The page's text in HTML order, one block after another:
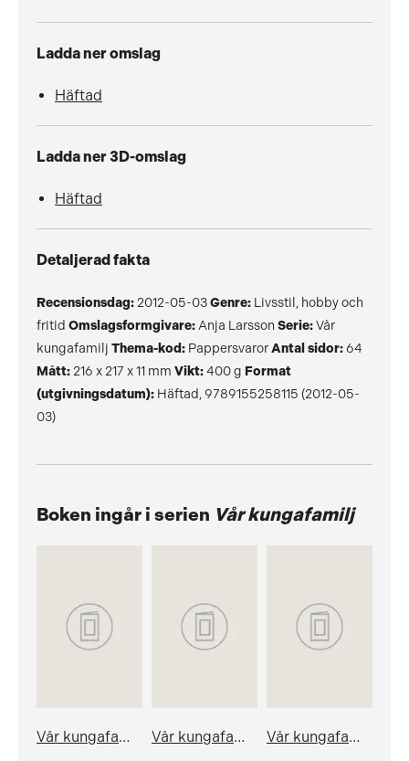
Ladda ner omslag
Häftad
Ladda ner 3D-omslag
Häftad
Detaljerad fakta
Recensionsdag: 2012-05-03Genre: Livsstil, hobby och
fritid Omslagsformgivare: Anja Larsson Serie:Vår
kungafamilj Thema-kod: PappersvarorAntal sidor:64
Mått: 216 x 217 x 11 mm Vikt:400 g Format
(utgivningsdatum): Häftad, 9789155258115 (2012-05-
03)
Boken ingår i serien Vår kungafamilj
Vår kungafamilj i fest och vardag 2001 Vår kungafamilj i fest och vardag 2002 Vår kungafamilj i fest och vardag 2003